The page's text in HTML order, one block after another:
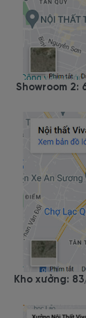
Showroom 2:
Kho xưởng: